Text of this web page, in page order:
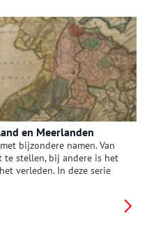
en Meerlanden
bijzondere namen. Van
te stellen, bij andere is het
verleden. In deze serie
van de lokale